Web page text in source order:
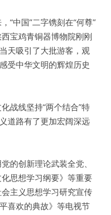
“中国”二字镌刻在“何尊”
宝鸡青铜器博物院刚刚
天吸引了大批游客，观
受中华文明的辉煌历史
战线坚持“两个结合”特
道路有了更加宏阔深远
的创新理论武装全党、
思想学习纲要》等重要
主义思想学习研究宣传
喜欢的典故》等电视节